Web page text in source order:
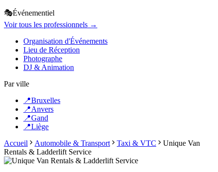
🎭Événementiel
Voir tous les professionnels →
Organisation d'Événements
Lieu de Réception
Photographe
DJ & Animation
Par ville
📍Bruxelles
📍Anvers
📍Gand
📍Liège
Accueil
Automobile & Transport Taxi & VTC
Unique Van
Rentals & Ladderlift Service